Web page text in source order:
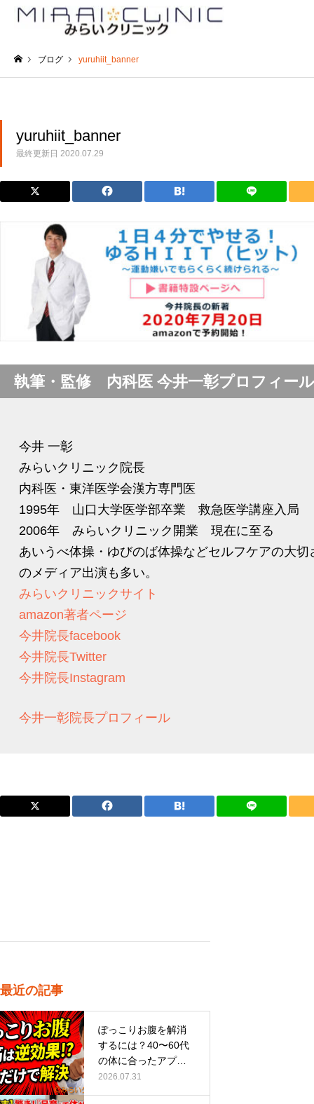
ブログ yuruhiit_banner
yuruhiit_banner
最終更新日 2020.07.29
執筆・監修 内科医 今井一彰プロフィール
今井 一彰
みらいクリニック院長
内科医・東洋医学会漢方専門医
1995年 山口大学医学部卒業 救急医学講座入局
2006年 みらいクリニック開業 現在に至る
あいうべ体操・ゆびのば体操などセルフケアの大
のメディア出演も多い。
みらいクリニックサイト
amazon著者ページ
今井院長facebook
今井院長Twitter
今井院長Instagram
今井一彰院長プロフィール
最近の記事
ぽっこりお腹を解消
するには？40〜60代
の体に合ったアプロ
ーチ
2026.07.31